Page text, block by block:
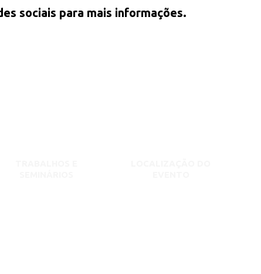
sociais para mais informações.